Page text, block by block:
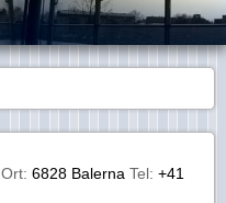
Ort: 6828 Balerna Tel: +41